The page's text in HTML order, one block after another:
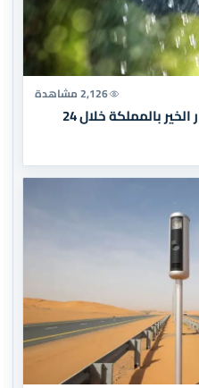
2,126 مشاهدة
في عز الصيف.. مقاييس أمطار الخير بالمملكة خلال 24